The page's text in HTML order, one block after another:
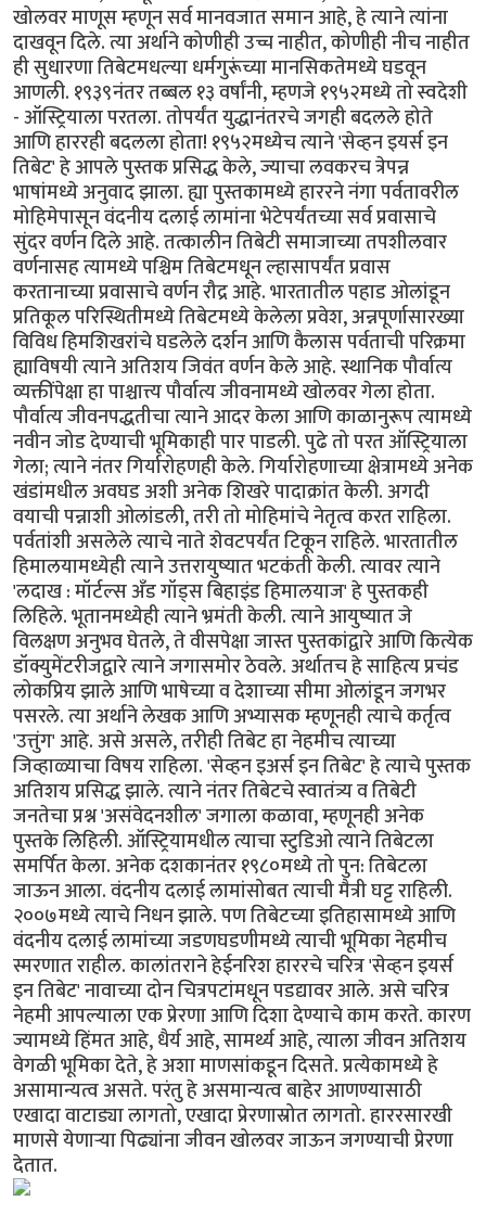
खोलवर माणूस म्हणून सर्व मानवजात समान आहे, हे त्याने त्यांना
दाखवून दिले. त्या अर्थाने कोणीही उच्च नाहीत, कोणीही नीच नाहीत
ही सुधारणा तिबेटमधल्या धर्मगुरूंच्या मानसिकतेमध्ये घडवून
आणली. १९३९नंतर तब्बल १३ वर्षांनी, म्हणजे १९५२मध्ये तो स्वदेशी
- ऑस्ट्रियाला परतला. तोपर्यंत युद्धानंतरचे जगही‌ बदलले होते
आणि हाररही बदलला होता! १९५२मध्येच त्याने 'सेव्हन इयर्स इन
तिबेट' हे आपले पुस्तक प्रसिद्ध केले, ज्याचा लवकरच त्रेपन्न
भाषांमध्ये अनुवाद झाला. ह्या पुस्तकामध्ये हाररने नंगा पर्वतावरील
मोहिमेपासून वंदनीय दलाई लामांना भेटेपर्यंतच्या सर्व प्रवासाचे
सुंदर वर्णन दिले आहे. तत्कालीन तिबेटी समाजाच्या तपशीलवार
वर्णनासह त्यामध्ये पश्चिम तिबेटमधून ल्हासापर्यंत प्रवास
करतानाच्या प्रवासाचे वर्णन रौद्र आहे. भारतातील पहाड ओलांडून
प्रतिकूल परिस्थितीमध्ये तिबेटमध्ये केलेला प्रवेश, अन्नपूर्णासारख्या
विविध हिमशिखरांचे घडलेले दर्शन आणि कैलास पर्वताची परिक्रमा
ह्याविषयी त्याने अतिशय जिवंत वर्णन केले आहे. स्थानिक पौर्वात्य
व्यक्तींपेक्षा हा पाश्चात्त्य पौर्वात्य जीवनामध्ये खोलवर गेला होता.
पौर्वात्य जीवनपद्धतीचा त्याने आदर केला आणि काळानुरूप त्यामध्ये
नवीन जोड देण्याची भूमिकाही पार पाडली. पुढे तो परत ऑस्ट्रियाला
गेला; त्याने नंतर गिर्यारोहणही केले. गिर्यारोहणाच्या क्षेत्रामध्ये अनेक
खंडांमधील अवघड अशी अनेक शिखरे पादाक्रांत केली. अगदी
वयाची पन्नाशी ओलांडली, तरी तो मोहिमांचे नेतृत्व करत राहिला.
पर्वतांशी असलेले त्याचे नाते शेवटपर्यंत टिकून राहिले. भारतातील
हिमालयामध्येही त्याने उत्तरायुष्यात भटकंती केली. त्यावर त्याने
'लदाख : मॉर्टल्स अँड गॉड्स बिहाइंड हिमालयाज' हे पुस्तकही
लिहिले. भूतानमध्येही त्याने भ्रमंती केली. त्याने आयुष्यात जे
विलक्षण अनुभव घेतले, ते वीसपेक्षा जास्त पुस्तकांद्वारे आणि कित्येक
डॉक्युमेंटरीजद्वारे त्याने जगासमोर ठेवले. अर्थातच हे साहित्य प्रचंड
लोकप्रिय झाले आणि भाषेच्या व देशाच्या सीमा ओलांडून जगभर
पसरले. त्या अर्थाने लेखक आणि अभ्यासक म्हणूनही त्याचे कर्तृत्व
'उत्तुंग' आहे. असे असले, तरीही तिबेट हा नेहमीच त्याच्या
जिव्हाळ्याचा विषय राहिला. 'सेव्हन इअर्स इन तिबेट' हे त्याचे पुस्तक
अतिशय प्रसिद्ध झाले. त्याने नंतर तिबेटचे स्वातंत्र्य व तिबेटी‌
जनतेचा प्रश्न 'असंवेदनशील' जगाला कळावा, म्हणूनही अनेक
पुस्तके लिहिली. ऑस्ट्रियामधील त्याचा स्टुडिओ त्याने तिबेटला
समर्पित केला. अनेक दशकानंतर १९८०मध्ये तो पुन: तिबेटला
जाऊन आला. वंदनीय दलाई लामांसोबत त्याची मैत्री घट्ट राहिली.
२००७मध्ये त्याचे निधन झाले. पण तिबेटच्या इतिहासामध्ये आणि
वंदनीय दलाई लामांच्या जडणघडणीमध्ये त्याची भूमिका नेहमीच
स्मरणात राहील. कालांतराने हेईनरिश हाररचे चरित्र 'सेव्हन इयर्स
इन तिबेट' नावाच्या दोन चित्रपटांमधून पडद्यावर आले. असे चरित्र
नेहमी आपल्याला एक प्रेरणा आणि दिशा देण्याचे काम करते. कारण
ज्यामध्ये हिंमत आहे, धैर्य आहे, सामर्थ्य आहे, त्याला जीवन अतिशय
वेगळी भूमिका देते, हे अशा माणसांकडून दिसते. प्रत्येकामध्ये हे
असामान्यत्व असते. परंतु हे असमान्यत्व बाहेर आणण्यासाठी
एखादा वाटाड्या लागतो, एखादा प्रेरणास्रोत लागतो. हाररसारखी
माणसे येणार्‍या पिढ्यांना जीवन खोलवर जाऊन जगण्याची प्रेरणा
देतात.